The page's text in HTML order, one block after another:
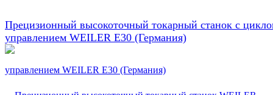
Прецизионный высокоточный токарный станок с
управлением WEILER E30 (Германия)